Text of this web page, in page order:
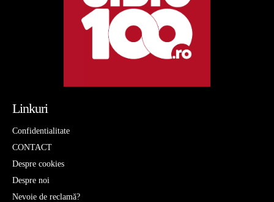
Linkuri
Confidentialitate
CONTACT
Despre cookies
Despre noi
Nevoie de reclamă?